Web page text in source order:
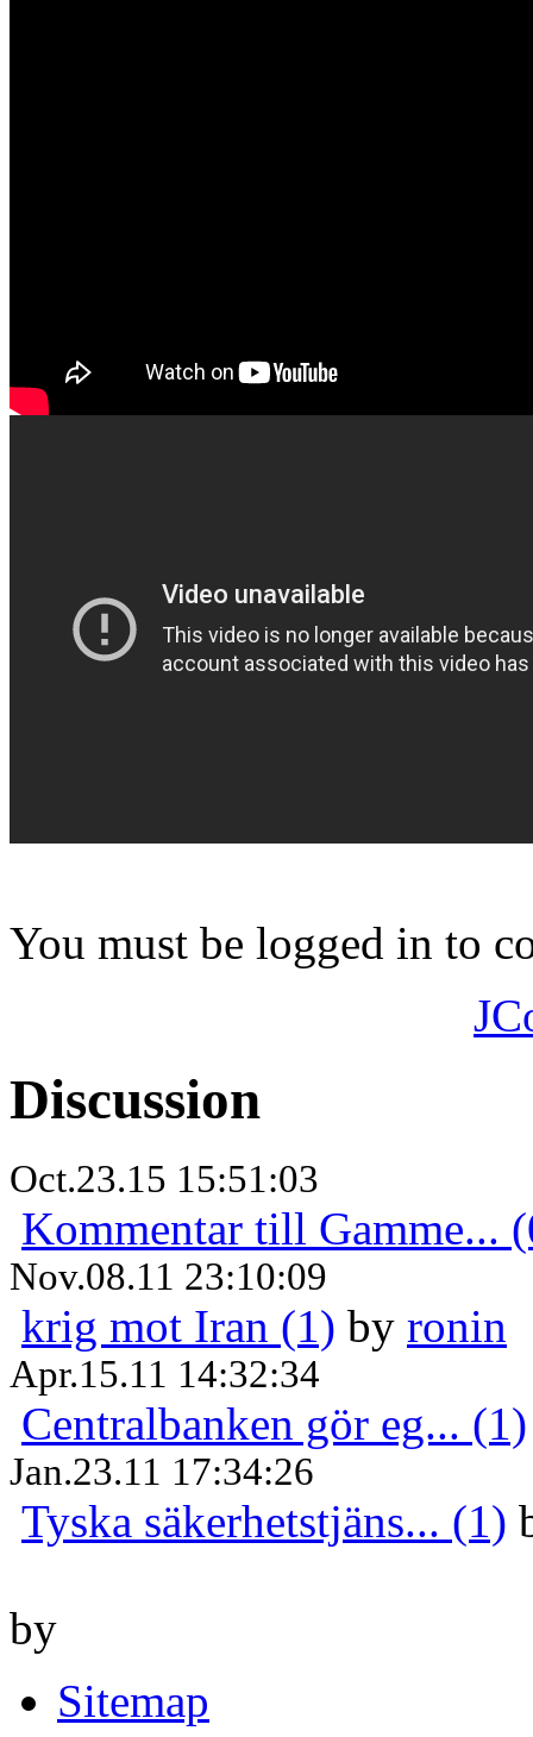
You must be logged in to
Discussion
Oct.23.15 15:51:03
Kommentar till Gamme...
Nov.08.11 23:10:09
krig mot Iran (1) by ronin
Apr.15.11 14:32:34
Centralbanken gör eg... (1)
Jan.23.11 17:34:26
Tyska säkerhetstjäns... (1)
by
Sitemap